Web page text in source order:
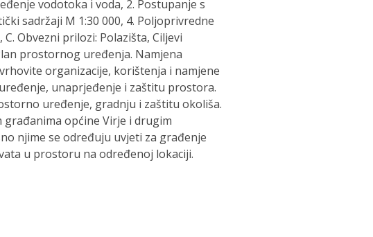
vodotoka i voda, 2. Postupanje s
sadržaji M 1:30 000, 4. Poljoprivredne
Obvezni prilozi: Polazišta, Ciljevi
prostornog uređenja. Namjena
organizacije, korištenja i namjene
unaprjeđenje i zaštitu prostora.
uređenje, gradnju i zaštitu okoliša.
općine Virje i drugim
njime se određuju uvjeti za građenje
u prostoru na određenoj lokaciji.